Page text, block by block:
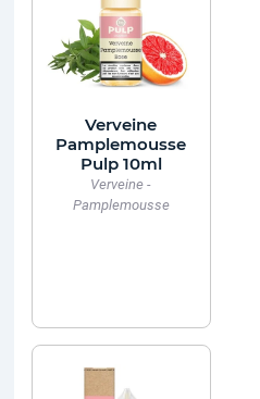
Verveine
Pamplemousse
Pulp 10ml
Verveine -
Pamplemousse